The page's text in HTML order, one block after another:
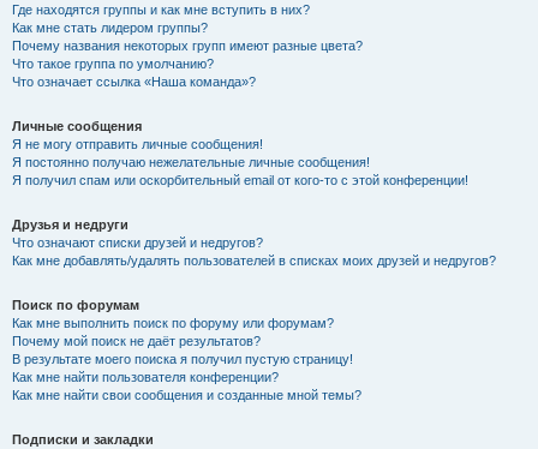
Где находятся группы и как мне вступить в них?
Как мне стать лидером группы?
Почему названия некоторых групп имеют разные цвета?
Что такое группа по умолчанию?
Что означает ссылка «Наша команда»?
Личные сообщения
Я не могу отправить личные сообщения!
Я постоянно получаю нежелательные личные сообщения!
Я получил спам или оскорбительный email от кого-то с этой конференции!
Друзья и недруги
Что означают списки друзей и недругов?
Как мне добавлять/удалять пользователей в списках моих друзей и недругов?
Поиск по форумам
Как мне выполнить поиск по форуму или форумам?
Почему мой поиск не даёт результатов?
В результате моего поиска я получил пустую страницу!
Как мне найти пользователя конференции?
Как мне найти свои сообщения и созданные мной темы?
Подписки и закладки